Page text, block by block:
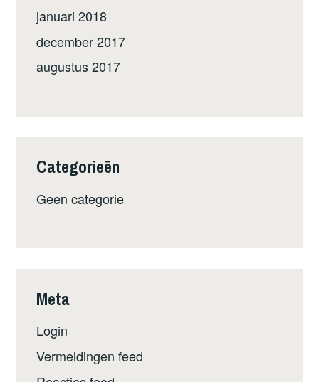
januari 2018
december 2017
augustus 2017
Categorieën
Geen categorie
Meta
Login
Vermeldingen feed